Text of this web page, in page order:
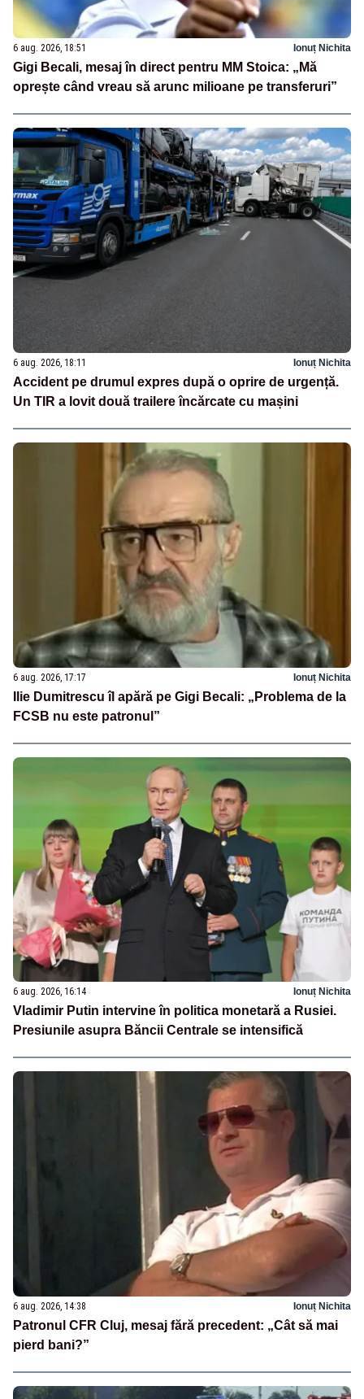
6 aug. 2026, 18:51 Ionuț Nichita
Gigi Becali, mesaj în direct pentru MM Stoica: „Mă
oprește când vreau să arunc milioane pe transferuri”
6 aug. 2026, 18:11 Ionuț Nichita
Accident pe drumul expres după o oprire de urgență.
Un TIR a lovit două trailere încărcate cu mașini
6 aug. 2026, 17:17 Ionuț Nichita
Ilie Dumitrescu îl apără pe Gigi Becali: „Problema de la
FCSB nu este patronul”
6 aug. 2026, 16:14 Ionuț Nichita
Vladimir Putin intervine în politica monetară a Rusiei.
Presiunile asupra Băncii Centrale se intensifică
6 aug. 2026, 14:38 Ionuț Nichita
Patronul CFR Cluj, mesaj fără precedent: „Cât să mai
pierd bani?”